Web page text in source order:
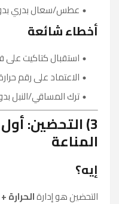
عطس/سعال بدري
أخطاء شائعة
استقبال كتاكيت على
الاعتماد على رقم
ترك المساقي/النبل
المناعة
إيه؟
التحضين هو إدارة